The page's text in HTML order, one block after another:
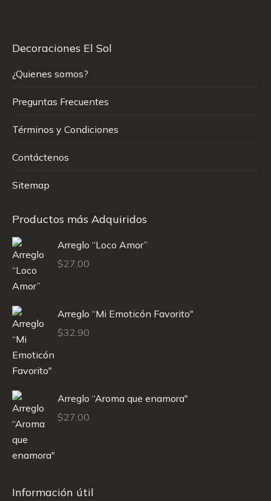
Decoraciones El Sol
¿Quienes somos?
Preguntas Frecuentes
Términos y Condiciones
Contáctenos
Sitemap
Productos más Adquiridos
Arreglo “Loco Amor”
$27.00
Arreglo “Mi Emoticón Favorito"
$32.90
Arreglo “Aroma que enamora"
$27.00
Información útil